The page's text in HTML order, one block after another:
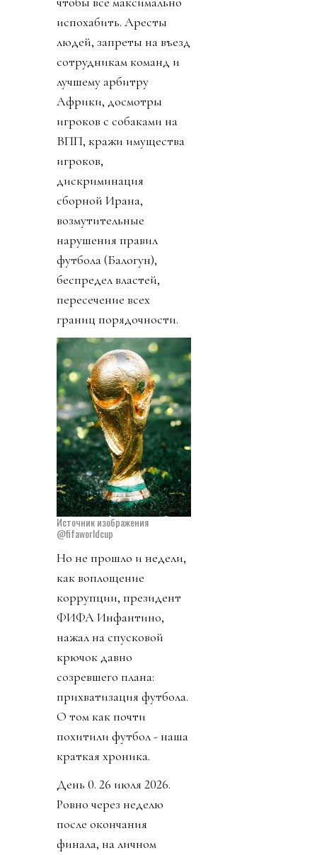
испохабить. Аресты
людей, запреты на въезд
сотрудникам команд и
лучшему арбитру
Африки, досмотры
игроков с собаками на
ВПП, кражи имущества
игроков,
дискриминация
сборной Ирана,
возмутительные
нарушения правил
футбола (Балогун),
беспредел властей,
пересечение всех
границ порядочности.
Источник изображения
@fifaworldcup
Но не прошло и недели,
как воплощение
коррупции, президент
ФИФА Инфантино,
нажал на спусковой
крючок давно
созревшего плана:
прихватизация футбола.
О том как почти
похитили футбол - наша
краткая хроника.
День 0. 26 июля 2026.
Ровно через неделю
после окончания
финала, на личном